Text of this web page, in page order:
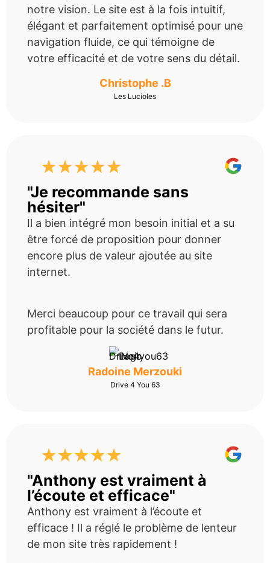
notre vision. Le site est à la fois intuitif,
élégant et parfaitement optimisé pour une
navigation fluide, ce qui témoigne de
votre efficacité et de votre sens du détail.
Christophe .B
Les Lucioles
"Je recommande sans
hésiter"
Il a bien intégré mon besoin initial et a su
être forcé de proposition pour donner
encore plus de valeur ajoutée au site
internet.
Merci beaucoup pour ce travail qui sera
profitable pour la société dans le futur.
Radoine Merzouki
Drive 4 You 63
"Anthony est vraiment à
l’écoute et efficace"
Anthony est vraiment à l’écoute et
efficace ! Il a réglé le problème de lenteur
de mon site très rapidement !